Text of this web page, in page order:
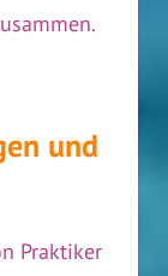
und
Praktiker